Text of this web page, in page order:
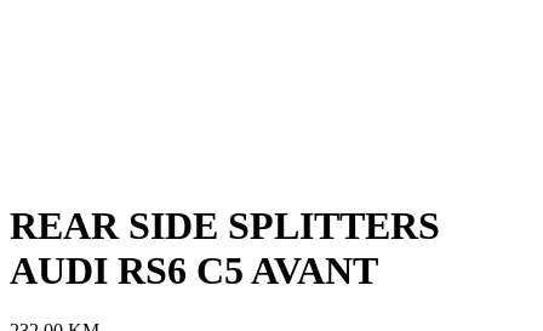
REAR SIDE SPLITTERS
AUDI RS6 C5 AVANT